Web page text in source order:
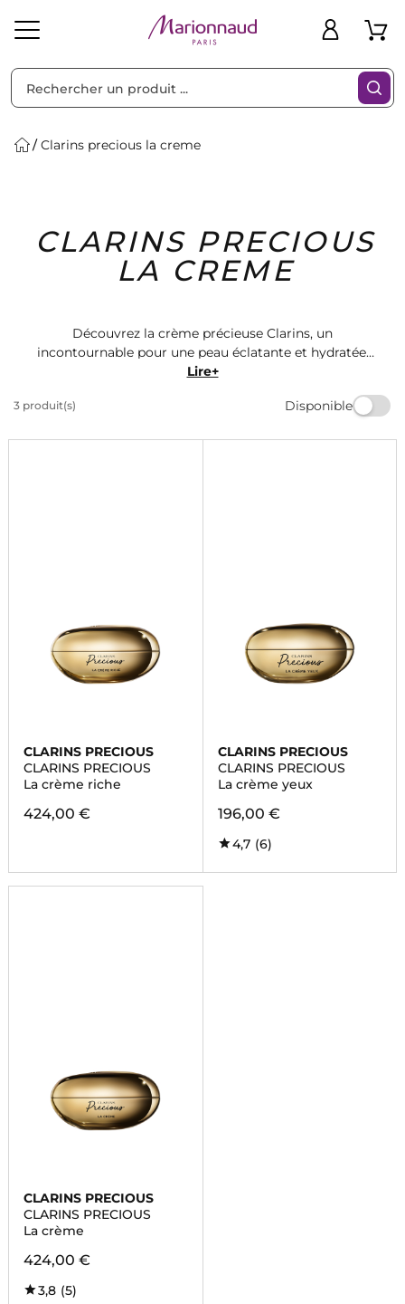
Solaire Homme Marques Idées
Cadeaux
Bons
Plans
Clarins precious la creme
CLARINS PRECIOUS
LA CREME
Découvrez la crème précieuse Clarins, un
incontournable pour une peau éclatante et hydratée.
Parfait pour tous les types de peau, ce produit de luxe
Retrouvez cette crème et d'autres produits de beauté
Lire+
3 produit(s) Disponible
Filtres
CLARINS PRECIOUS
CLARINS PRECIOUS
La crème riche
424,00 €
CLARINS PRECIOUS
CLARINS PRECIOUS
La crème yeux
196,00 €
4,7 (6)
CLARINS PRECIOUS
CLARINS PRECIOUS
La crème
424,00 €
3,8 (5)